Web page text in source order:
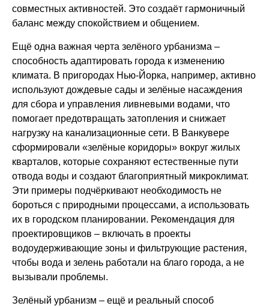
совместных активностей. Это создаёт гармоничный
баланс между спокойствием и общением.
Ещё одна важная черта зелёного урбанизма –
способность адаптировать города к изменению
климата. В пригородах Нью-Йорка, например, активно
используют дождевые сады и зелёные насаждения
для сбора и управления ливневыми водами, что
помогает предотвращать затопления и снижает
нагрузку на канализационные сети. В Ванкувере
сформировали «зелёные коридоры» вокруг жилых
кварталов, которые сохраняют естественные пути
отвода воды и создают благоприятный микроклимат.
Эти примеры подчёркивают необходимость не
бороться с природными процессами, а использовать
их в городском планировании. Рекомендация для
проектировщиков – включать в проекты
водоудерживающие зоны и фильтрующие растения,
чтобы вода и зелень работали на благо города, а не
вызывали проблемы.
Зелёный урбанизм – ещё и реальный способ